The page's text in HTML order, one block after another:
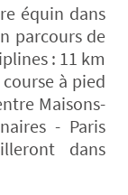
équin dans
parcours de
: 11 km
à pied
Maisons-
- Paris
dans